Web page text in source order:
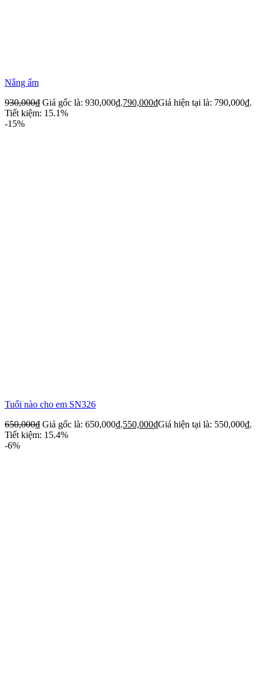
Nắng ấm
930,000₫ Giá gốc là: 930,000₫.790,000₫Giá hiện tại là: 790,000₫.
Tiết kiệm: 15.1%
-15%
Tuổi nào cho em SN326
650,000₫ Giá gốc là: 650,000₫.550,000₫Giá hiện tại là: 550,000₫.
Tiết kiệm: 15.4%
-6%